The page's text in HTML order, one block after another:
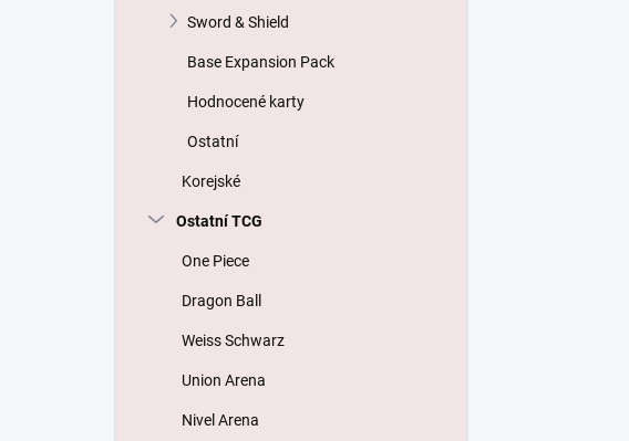
Sword & Shield
Base Expansion Pack
Hodnocené karty
Ostatní
Korejské
Ostatní TCG
One Piece
Dragon Ball
Weiss Schwarz
Union Arena
Nivel Arena